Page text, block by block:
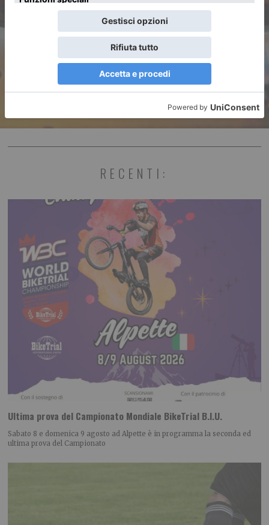
Fa zig-zag tra le auto nel
tentativo di eludere il
controllo di Polizia
RECENTI:
Ultima prova del Campionato Mondiale BikeTrial B.I.U.
Sabato 8 e domenica 9 agosto ad Alpette è in programma la seconda ed
ultima prova del Campionato